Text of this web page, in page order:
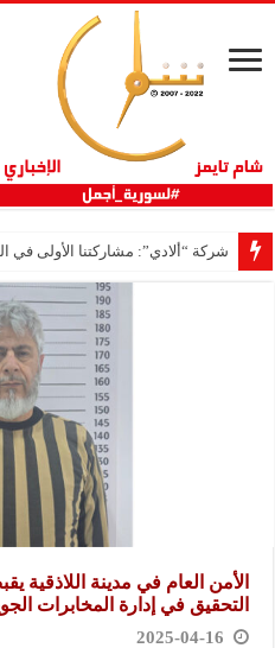
شركة “ألادي”: مشاركتنا الأولى في
الأمن العام في مدينة
التحقيق في إدارة المخابرات
2025-04-16